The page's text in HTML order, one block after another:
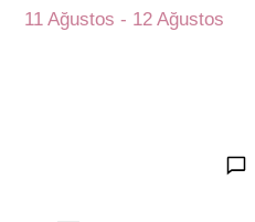
11 Ağustos - 12 Ağustos